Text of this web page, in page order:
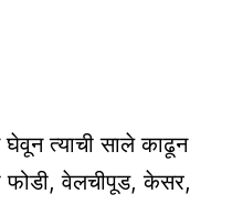
त्याची साले काढून
फोडी, वेलचीपूड, केसर,